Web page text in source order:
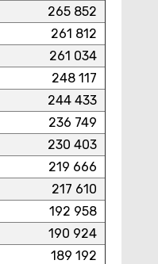
265 852
261 812
261 034
248 117
244 433
236 749
230 403
219 666
217 610
192 958
190 924
189 192